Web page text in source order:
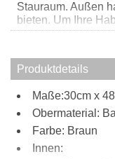
Stauraum. Außen
bieten. Um Ihre
zu bekommen
Durch das coole
Rucksacks, wird
Produktdetails
Maße:30cm x
Obermaterial:
Farbe: Braun
Innen: